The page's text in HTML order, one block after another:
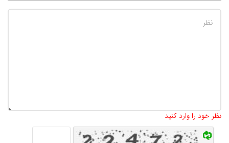
نظر خود را وارد کنید